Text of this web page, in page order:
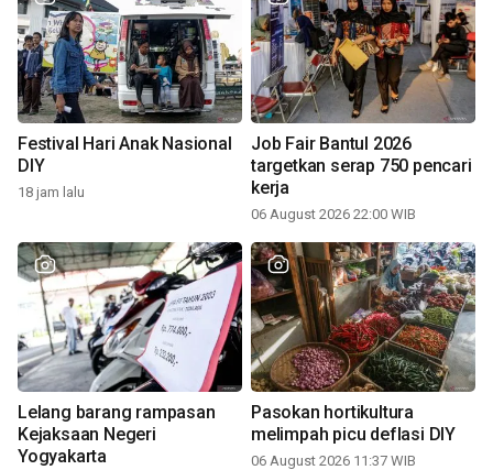
Festival Hari Anak Nasional
DIY
18 jam lalu
Job Fair Bantul 2026
targetkan serap 750 pencari
kerja
06 August 2026 22:00 WIB
Lelang barang rampasan
Kejaksaan Negeri
Yogyakarta
Pasokan hortikultura
melimpah picu deflasi DIY
06 August 2026 11:37 WIB